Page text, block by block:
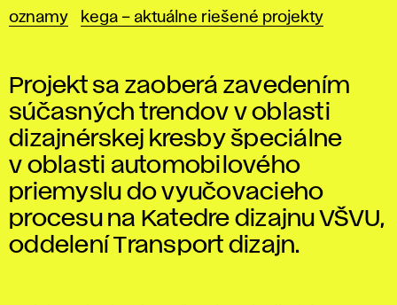
oznamy kega – aktuálne riešené projekty
Projekt sa zaoberá zavedením
súčasných trendov v oblasti
dizajnérskej kresby špeciálne
v oblasti automobilového
priemyslu do vyučovacieho
procesu na Katedre dizajnu VŠVU,
oddelení Transport dizajn.